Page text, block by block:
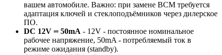
вашем автомобиле. Важно: при замене BCM требуется
адаптация ключей и стеклоподъёмников через дилерское
ПО.
DC 12V ⎓ 50mA - 12V - постоянное номинальное
рабочее напряжение, 50mA - потребляемый ток в
режиме ожидания (standby).